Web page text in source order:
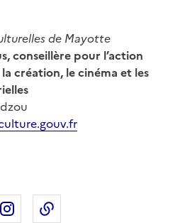
de Mayotte
conseillère pour l’action
création, le cinéma et les
X sur Linkedin
Partager sur Instagram